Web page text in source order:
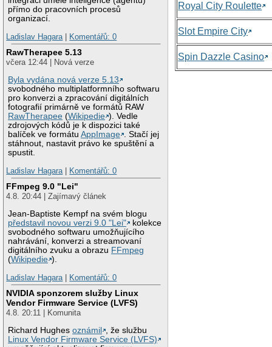
přímo do pracovních procesů
organizací.
Ladislav Hagara
Komentářů: 0
RawTherapee 5.13
včera 12:44 | Nová verze
Byla vydána nová verze 5.13
svobodného multiplatformního softwaru
pro konverzi a zpracování digitálních
fotografií primárně ve formátů RAW
RawTherapee (Wikipedie ). Vedle
zdrojových kódů je k dispozici také
balíček ve formátuAppImage . Stačí jej
stáhnout, nastavit právo ke spuštění a
spustit.
Ladislav Hagara
Komentářů: 0
FFmpeg 9.0 "Lei"
4.8. 20:44 | Zajímavý článek
Jean-Baptiste Kempf na svém blogu
představil novou verzi 9.0 "Lei"
kolekce
svobodného softwaru umožňujícího
nahrávání, konverzi a streamovaní
digitálního zvuku a obrazu FFmpeg
(Wikipedie ).
Ladislav Hagara
Komentářů: 0
NVIDIA sponzorem služby Linux
Vendor Firmware Service (LVFS)
4.8. 20:11 | Komunita
Richard Hughesoznámil
, že službu
Linux Vendor Firmware Service (LVFS)
Royal City Roulette
Slot Empire City
Spin Dazzle Casino